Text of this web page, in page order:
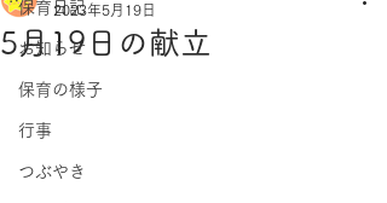
保育日記
お知らせ
保育の様子
行事
つぶやき
5月19日の献立
2023年5月19日